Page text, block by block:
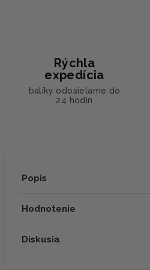
Rýchla
expedícia
balíky odosielame do
24 hodín
Popis
Hodnotenie
Diskusia